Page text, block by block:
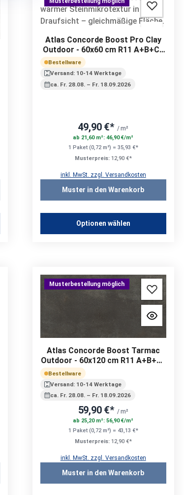
Atlas Concorde Boost Pro Clay
Outdoor - 60x60 cm R11 A+B+C |
Bestellware
Versand: 10-14 Werktage
ca. Fr. 28.08. – Fr. 18.09.2026
49,90 €* / m²
ab 21,60 m²: 46,90 €/m²
1 Paket (0,72 m²) = 35,93 €*
Musterpreis: 12,90 €*
inkl. MwSt. zzgl. Versandkosten
Muster in den Warenkorb
Optionen wählen
Musterbestellung möglich
Atlas Concorde Boost Tarmac
Outdoor - 60x120 cm R11 A+B+C |
Bestellware
Versand: 10-14 Werktage
ca. Fr. 28.08. – Fr. 18.09.2026
59,90 €* / m²
ab 25,20 m²: 56,90 €/m²
1 Paket (0,72 m²) = 43,13 €*
Musterpreis: 12,90 €*
inkl. MwSt. zzgl. Versandkosten
Muster in den Warenkorb